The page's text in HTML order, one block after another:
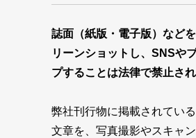
誌面（紙版・電子版）など
リーンショットし、SNSや
プすることは法律で禁止され
弊社刊行物に掲載されてい
文章を、写真撮影やスキャ